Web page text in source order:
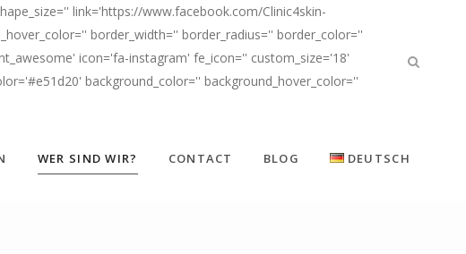
link='https://www.facebook.com/Clinic4skin-
border_width='' border_radius='' border_color=''
icon='fa-instagram' fe_icon='' custom_size='18'
background_color='' background_hover_color=''
WER SIND WIR? CONTACT BLOG DEUTSCH